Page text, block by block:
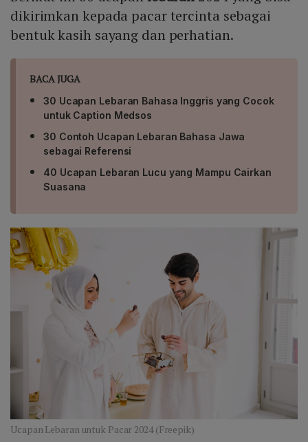
dikirimkan kepada pacar tercinta sebagai
bentuk kasih sayang dan perhatian.
BACA JUGA
30 Ucapan Lebaran Bahasa Inggris yang Cocok
untuk Caption Medsos
30 Contoh Ucapan Lebaran Bahasa Jawa
sebagai Referensi
40 Ucapan Lebaran Lucu yang Mampu Cairkan
Suasana
Ucapan Lebaran untuk Pacar 2024 (Freepik)